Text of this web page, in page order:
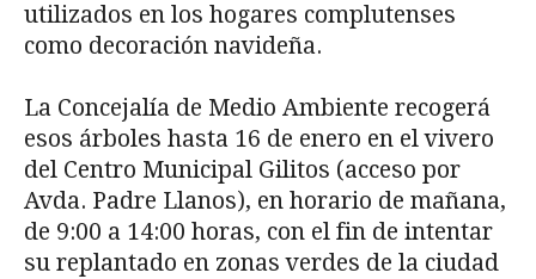
utilizados en los hogares complutenses
como decoración navideña.
La Concejalía de Medio Ambiente recogerá
esos árboles hasta 16 de enero en el vivero
del Centro Municipal Gilitos (acceso por
Avda. Padre Llanos), en horario de mañana,
de 9:00 a 14:00 horas, con el fin de intentar
su replantado en zonas verdes de la ciudad